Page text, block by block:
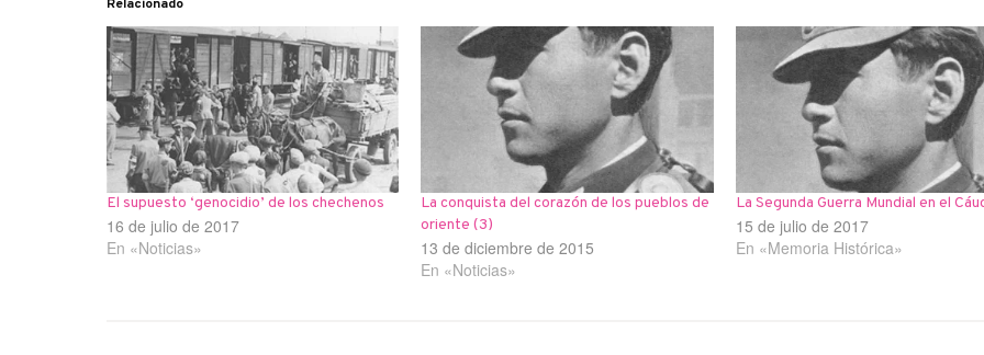
Relacionado
El supuesto ‘genocidio’ de los chechenos
16 de julio de 2017
En «Noticias»
La conquista del corazón de los pueblos de
oriente (3)
13 de diciembre de 2015
En «Noticias»
La Segunda Guerra Mundial en el
15 de julio de 2017
En «Memoria Histórica»